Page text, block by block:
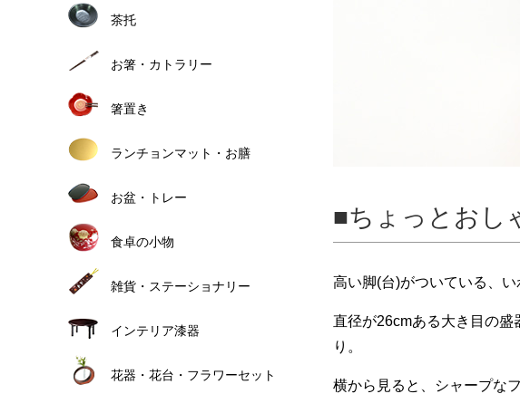
茶托
お箸・カトラリー
箸置き
ランチョンマット・お膳
お盆・トレー
食卓の小物
雑貨・ステーショナリー
インテリア漆器
花器・花台・フラワーセット
ちょっとおし
高い脚(台)がついている、
直径が26cmある大き目の盛
り。
横から見ると、シャープな